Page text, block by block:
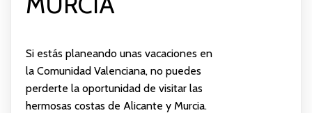
Si estás planeando unas vacaciones en
la Comunidad Valenciana, no puedes
perderte la oportunidad de visitar las
hermosas costas de Alicante y Murcia.